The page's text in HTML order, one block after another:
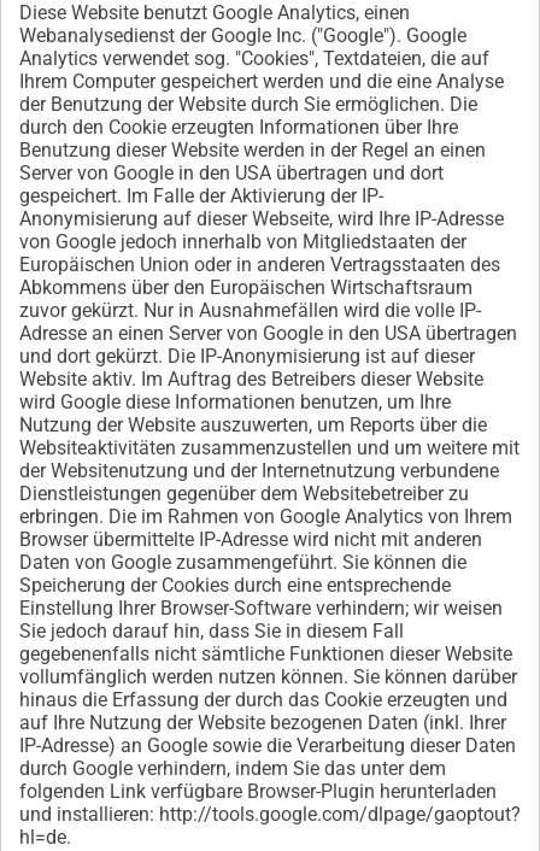
Diese Website benutzt Google Analytics, einen
Webanalysedienst der Google Inc. ("Google"). Google
Analytics verwendet sog. "Cookies", Textdateien, die auf
Ihrem Computer gespeichert werden und die eine Analyse
der Benutzung der Website durch Sie ermöglichen. Die
durch den Cookie erzeugten Informationen über Ihre
Benutzung dieser Website werden in der Regel an einen
Server von Google in den USA übertragen und dort
gespeichert. Im Falle der Aktivierung der IP-
Anonymisierung auf dieser Webseite, wird Ihre IP-Adresse
von Google jedoch innerhalb von Mitgliedstaaten der
Europäischen Union oder in anderen Vertragsstaaten des
Abkommens über den Europäischen Wirtschaftsraum
zuvor gekürzt. Nur in Ausnahmefällen wird die volle IP-
Adresse an einen Server von Google in den USA übertragen
und dort gekürzt. Die IP-Anonymisierung ist auf dieser
Website aktiv. Im Auftrag des Betreibers dieser Website
wird Google diese Informationen benutzen, um Ihre
Nutzung der Website auszuwerten, um Reports über die
Websiteaktivitäten zusammenzustellen und um weitere mit
der Websitenutzung und der Internetnutzung verbundene
Dienstleistungen gegenüber dem Websitebetreiber zu
erbringen. Die im Rahmen von Google Analytics von Ihrem
Browser übermittelte IP-Adresse wird nicht mit anderen
Daten von Google zusammengeführt. Sie können die
Speicherung der Cookies durch eine entsprechende
Einstellung Ihrer Browser-Software verhindern; wir weisen
Sie jedoch darauf hin, dass Sie in diesem Fall
gegebenenfalls nicht sämtliche Funktionen dieser Website
vollumfänglich werden nutzen können. Sie können darüber
hinaus die Erfassung der durch das Cookie erzeugten und
auf Ihre Nutzung der Website bezogenen Daten (inkl. Ihrer
IP-Adresse) an Google sowie die Verarbeitung dieser Daten
durch Google verhindern, indem Sie das unter dem
folgenden Link verfügbare Browser-Plugin herunterladen
und installieren: http://tools.google.com/dlpage/gaoptout?
hl=de.